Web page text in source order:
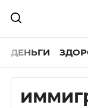
ДЕНЬГИ